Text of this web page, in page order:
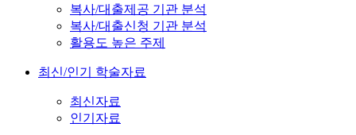
복사/대출제공 기관 분석
복사/대출신청 기관 분석
활용도 높은 주제
최신/인기 학술자료
최신자료
인기자료